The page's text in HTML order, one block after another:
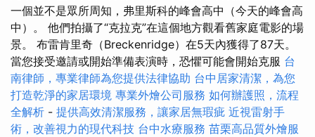
一個並不是眾所周知，弗里斯科的峰會高中（今天的峰會高
中）。 他們拍攝了“克拉克”在這個地方觀看舊家庭電影的場
景。 布雷肯里奇（Breckenridge）在5天內獲得了87天。
當您接受邀請或開始準備表演時，恐懼可能會開始克服 台
南律師，專業律師為您提供法律協助 台中居家清潔，為您
打造乾淨的家居環境 專業外燴公司服務 如何辦護照，流程
全解析 - 提供高效清潔服務，讓家居無瑕疵 近視雷射手
術，改善視力的現代科技 台中水療服務 苗栗高品質外燴服